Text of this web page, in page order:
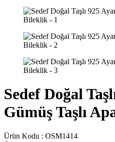
Sedef Doğal
Gümüş Taşlı
Ürün Kodu : OSM1414